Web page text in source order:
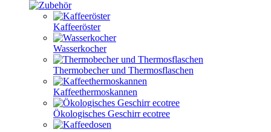
Kaffeeröster
Wasserkocher
Thermobecher und Thermosflaschen
Kaffeethermoskannen
Ökologisches Geschirr ecotree